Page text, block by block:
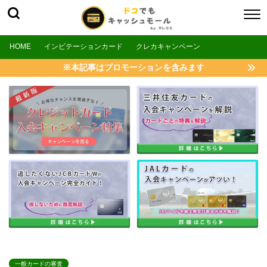
HOME インビテーションカード クレカキャンペーン
※本記事はプロモーションを含みます
一般カードの審査